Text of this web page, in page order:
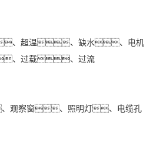
超温、缺水、电机
、过载、过流
观察窗、照明灯、电缆孔